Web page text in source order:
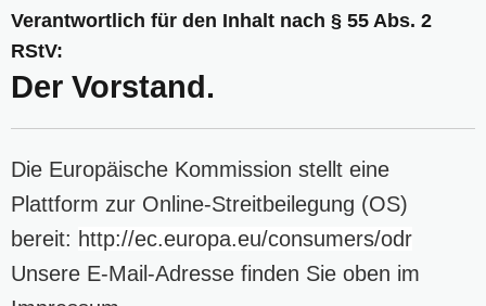
Verantwortlich für den Inhalt nach § 55 Abs. 2
RStV:
Der Vorstand.
Die Europäische Kommission stellt eine
Plattform zur Online-Streitbeilegung (OS)
bereit: http://ec.europa.eu/consumers/odr
Unsere E-Mail-Adresse finden Sie oben im